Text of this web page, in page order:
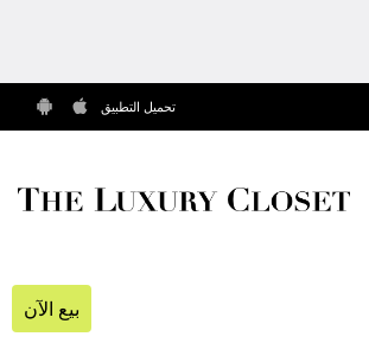
تحميل التطبيق
بيع الآن